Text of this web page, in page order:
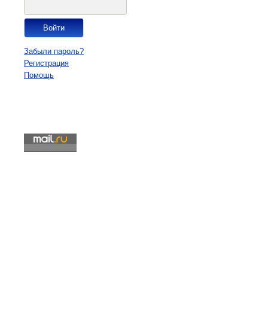
Забыли пароль?
Регистрация
Помощь